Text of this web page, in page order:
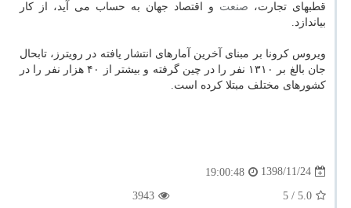
قطبهای تجارت، صنعت و اقتصاد جهان به حساب می آید، از كار
بیاندازد.
ویروس كرونا بر مبنای آخرین آمارهای انتشار یافته در رویترز، تابحال
جان بالغ بر ۱۳۱۰ نفر را در چین گرفته و بیشتر از ۴۰ هزار نفر را در
كشورهای مختلف مبتلا كرده است.
1398/11/24
19:00:48
5.0
/ 5
3943